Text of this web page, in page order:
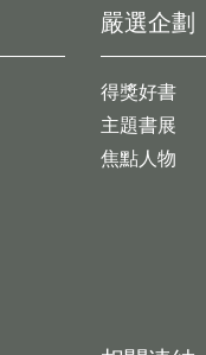
嚴選企劃
得獎好書
主題書展
焦點人物